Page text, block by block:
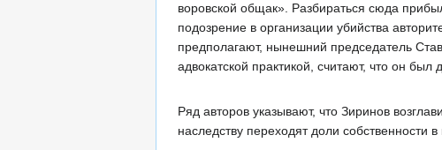
воровской общак». Разбираться сюда
подозрение в организации убийства
предполагают, нынешний председатель
адвокатской практикой, считают, что он
Ряд авторов указывают, что Зиринов
наследству переходят доли собственности